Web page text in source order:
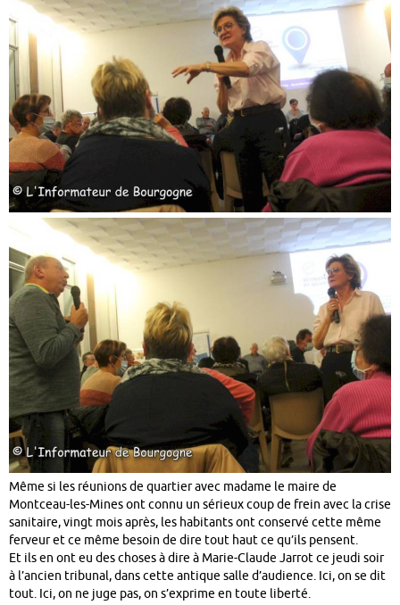
Même si les réunions de quartier avec madame le maire de
Montceau-les-Mines ont connu un sérieux coup de frein avec la crise
sanitaire, vingt mois après, les habitants ont conservé cette même
ferveur et ce même besoin de dire tout haut ce qu’ils pensent.
Et ils en ont eu des choses à dire à Marie-Claude Jarrot ce jeudi soir
à l’ancien tribunal, dans cette antique salle d’audience. Ici, on se dit
tout. Ici, on ne juge pas, on s’exprime en toute liberté.